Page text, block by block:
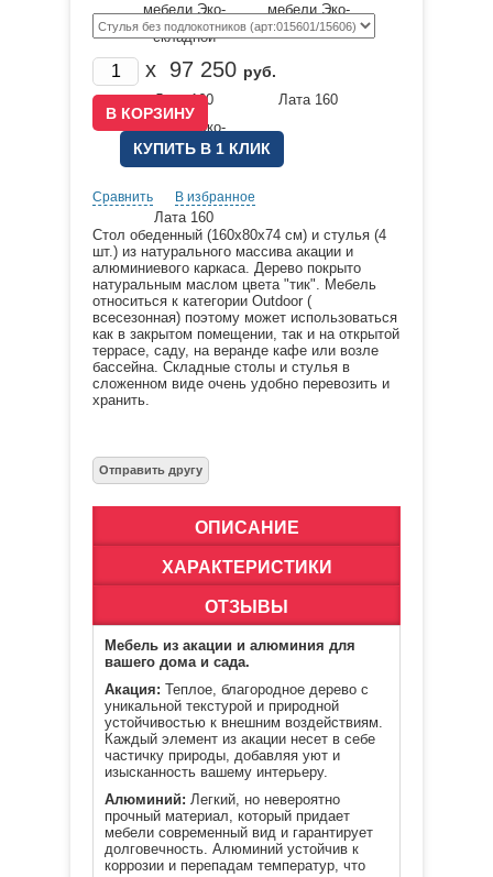
x 97 250 руб.
КУПИТЬ В 1 КЛИК
Сравнить В избранное
Стол обеденный (160х80х74 см) и стулья (4
шт.) из натурального массива акации и
алюминиевого каркаса. Дерево покрыто
натуральным маслом цвета "тик". Мебель
относиться к категории Outdoor (
всесезонная) поэтому может использоваться
как в закрытом помещении, так и на открытой
террасе, саду, на веранде кафе или возле
бассейна. Складные столы и стулья в
сложенном виде очень удобно перевозить и
хранить.
ОПИСАНИЕ
ХАРАКТЕРИСТИКИ
ОТЗЫВЫ
Мебель из акации и алюминия для
вашего дома и сада.
Акация: Теплое, благородное дерево с
уникальной текстурой и природной
устойчивостью к внешним воздействиям.
Каждый элемент из акации несет в себе
частичку природы, добавляя уют и
изысканность вашему интерьеру.
Алюминий: Легкий, но невероятно
прочный материал, который придает
мебели современный вид и гарантирует
долговечность. Алюминий устойчив к
коррозии и перепадам температур, что